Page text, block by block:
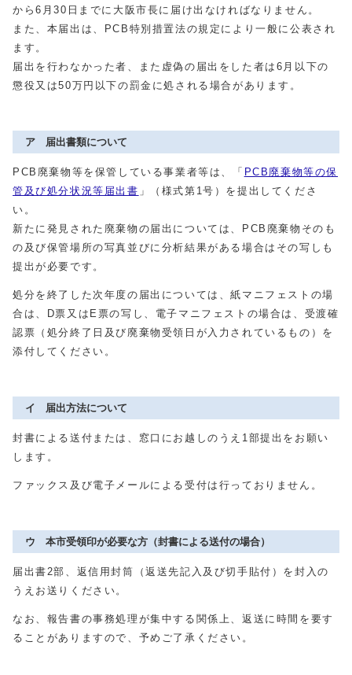
から6月30日までに大阪市長に届け出なければなりません。
また、本届出は、PCB特別措置法の規定により一般に公表され
ます。
届出を行わなかった者、また虚偽の届出をした者は6月以下の
懲役又は50万円以下の罰金に処される場合があります。
ア 届出書類について
PCB廃棄物等を保管している事業者等は、「 PCB廃棄物等の保
管及び処分状況等届出書 」（様式第1号）を提出してくださ
い。
新たに発見された廃棄物の届出については、PCB廃棄物そのも
の及び保管場所の写真並びに分析結果がある場合はその写しも
提出が必要です。
処分を終了した次年度の届出については、紙マニフェストの場
合は、D票又はE票の写し、電子マニフェストの場合は、受渡確
認票（処分終了日及び廃棄物受領日が入力されているもの）を
添付してください。
イ 届出方法について
封書による送付または、窓口にお越しのうえ1部提出をお願い
します。
ファックス及び電子メールによる受付は行っておりません。
ウ 本市受領印が必要な方（封書による送付の場合）
届出書2部、返信用封筒（返送先記入及び切手貼付）を封入の
うえお送りください。
なお、報告書の事務処理が集中する関係上、返送に時間を要す
ることがありますので、予めご了承ください。